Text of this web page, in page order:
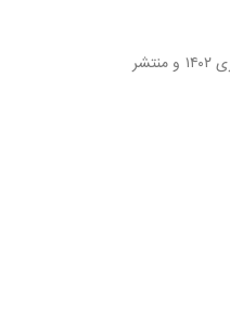
این رشته در کشور ما فقط در دو دانشگاه ارائه میشود ، یکی از دلایلی که رشته های موسیقی به نسبت رشته های دیگر سخت تر هستند همین تعداد کم دانشگاه و پذیرش آنها است؛ طبق دفترچه کنکور سراسری ۱۴۰۲ و منتشر